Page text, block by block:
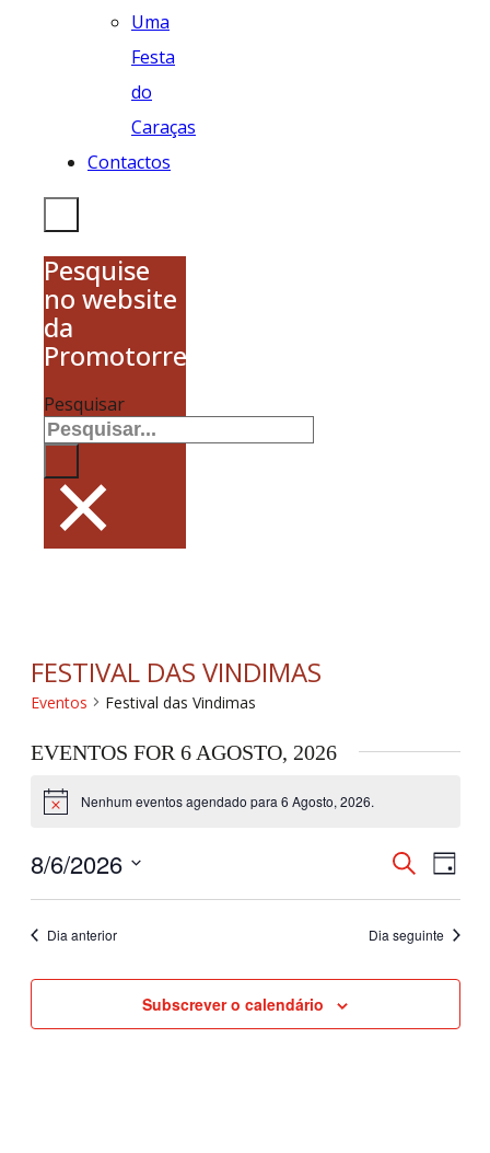
Uma
Festa
do
Caraças
Contactos
Pesquise
no website
da
Promotorres
Pesquisar
×
FESTIVAL DAS VINDIMAS
Eventos Festival das Vindimas
EVENTOS FOR 6 AGOSTO, 2026
Aviso Nenhum eventos agendado para 6 Agosto, 2026.
DE
PESQUISA
E
DE
Pesquisar
de
de
Dia
8/6/2026
data.Dia anterior Dia seguinte
Subscrever o calendário